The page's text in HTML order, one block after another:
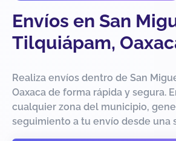
Envíos en San
Tilquiápam,
Realiza envíos dentro de San
Oaxaca de forma rápida y segura.
cualquier zona del municipio,
seguimiento a tu envío desde una